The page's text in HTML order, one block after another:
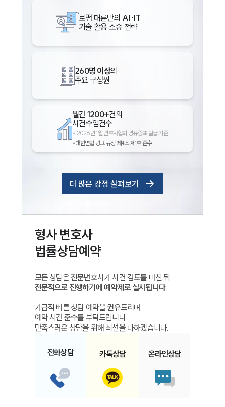
로펌 대륜만의 AI·IT
기술 활용 소송 전략
260명 이상의
주요 구성원
월간1200+건의
사건수임건수
* 2026년 1월 변호사협회 경유증표 발급 기준
*대한변협 광고 규정 제4조 제1호 준수
더 많은 강점 살펴보기
형사변호사
법률상담예약
모든 상담은 전문변호사가 사건 검토를 마친 뒤
전문적으로 진행하기에 예약제로 실시됩니다.
가급적 빠른 상담 예약을 권유드리며,
예약 시간 준수를 부탁드립니다.
만족스러운 상담을 위해 최선을 다하겠습니다.
전화상담 카톡상담 온라인상담